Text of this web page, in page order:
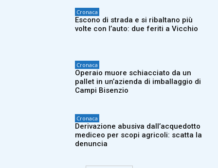
Cronaca
Escono di strada e si ribaltano più
volte con l’auto: due feriti a Vicchio
Cronaca
Operaio muore schiacciato da un
pallet in un’azienda di imballaggio di
Campi Bisenzio
Cronaca
Derivazione abusiva dall’acquedotto
mediceo per scopi agricoli: scatta la
denuncia